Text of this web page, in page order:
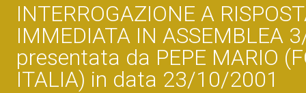
INTERROGAZIONE A
IMMEDIATA IN ASSEMBLEA
presentata da PEPE MARIO
ITALIA) in data 23/10/2001